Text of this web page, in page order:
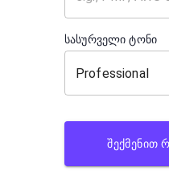
სასურველი ტონი
ᲨᲔᲥᲛᲔᲜᲘᲗ